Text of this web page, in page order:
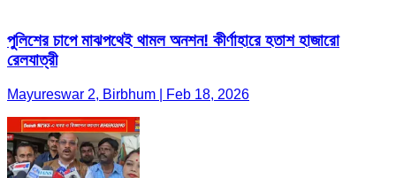
পুলিশের চাপে মাঝপথেই থামল অনশন! কীর্ণাহারে হতাশ হাজারো
রেলযাত্রী
Mayureswar 2, Birbhum | Feb 18, 2026